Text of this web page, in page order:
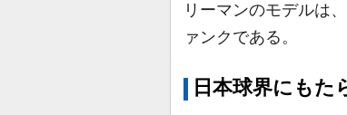
リーマンのモデルは
ァンクである。
日本球界にもた